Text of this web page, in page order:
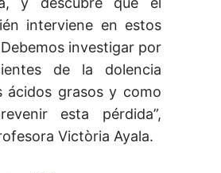
interviene en estos
investigar por
de la dolencia
ácidos grasos y como
esta pérdida”,
Victòria Ayala.